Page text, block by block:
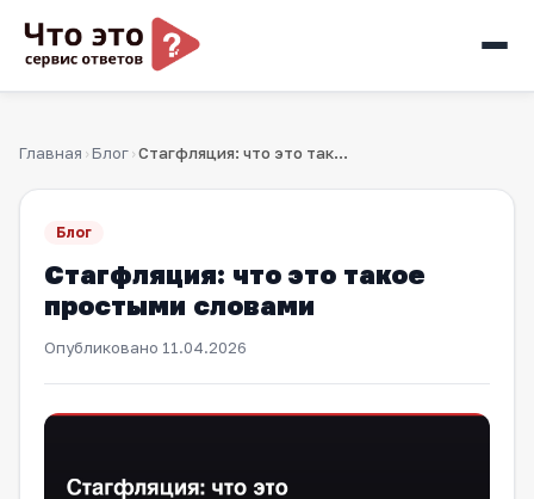
Главная › Блог › Стагфляция: что это такое простыми словами
Блог
Стагфляция: что это такое
простыми словами
Опубликовано 11.04.2026